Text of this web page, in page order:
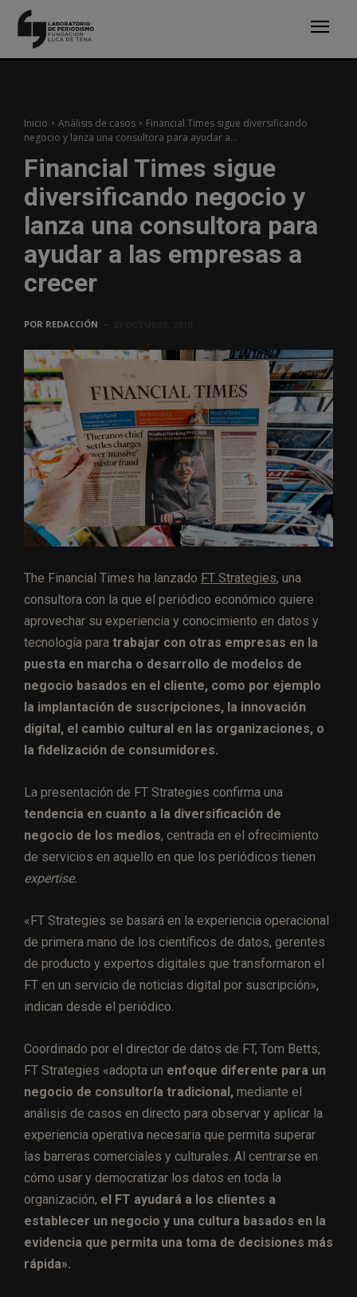
Inicio Análisis de casos
Financial Times sigue diversificando
negocio y lanza una consultora para ayudar a...
Financial Times sigue
diversificando negocio y
lanza una consultora para
ayudar a las empresas a
crecer
POR REDACCIÓN
The Financial Times ha lanzado FT Strategies, una
consultora con la que el periódico económico quiere
aprovechar su experiencia y conocimiento en datos y
tecnología para trabajar con otras empresas en la
puesta en marcha o desarrollo de modelos de
negocio basados en el cliente, como por ejemplo
la implantación de suscripciones, la innovación
digital, el cambio cultural en las organizaciones, o
la fidelización de consumidores.
La presentación de FT Strategies confirma una
tendencia en cuanto a la diversificación de
negocio de los medios, centrada en el ofrecimiento
de servicios en aquello en que los periódicos tienen
expertise.
«FT Strategies se basará en la experiencia operacional
de primera mano de los científicos de datos, gerentes
de producto y expertos digitales que transformaron el
FT en un servicio de noticias digital por suscripción»,
indican desde el periódico.
Coordinado por el director de datos de FT, Tom Betts,
FT Strategies «adopta un enfoque diferente para un
negocio de consultoría tradicional, mediante el
análisis de casos en directo para observar y aplicar la
experiencia operativa necesaria que permita superar
las barreras comerciales y culturales. Al centrarse en
cómo usar y democratizar los datos en toda la
organización, el FT ayudará a los clientes a
establecer un negocio y una cultura basados ​​en la
evidencia que permita una toma de decisiones más
rápida».